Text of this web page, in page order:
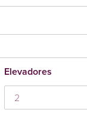
Elevadores